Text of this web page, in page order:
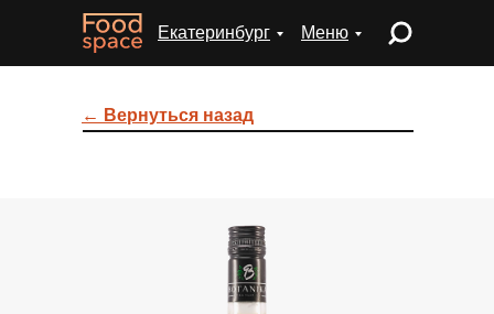
← Вернуться назад
Меню
Екатеринбург